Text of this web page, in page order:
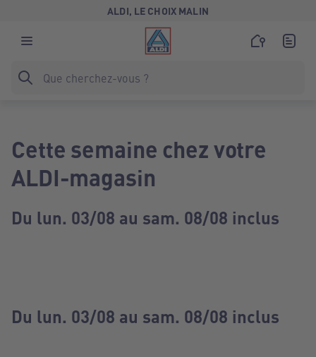
ALDI, LE CHOIX MALIN
Cette semaine chez votre
ALDI-magasin
Du lun. 03/08 au sam. 08/08 inclus
Du lun. 03/08 au sam. 08/08 inclus